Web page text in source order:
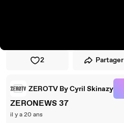
2 Partager
ZEROTV By Cyril Skinazy
ZERONEWS 37
il y a 20 ans